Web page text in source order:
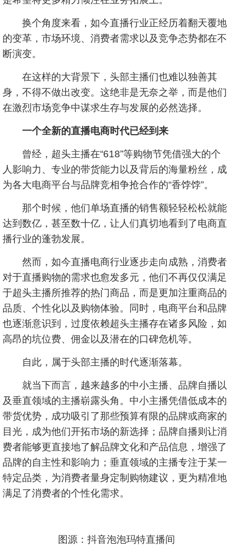
换个角度来看，如今直播行业正经历着翻天覆地
的变革，市场环境、消费者需求以及竞争态势都在不
断演变。
在这样的大背景下，头部主播们也难以独善其
身，不得不做出改变。这绝非是无奈之举，而是他们
在激烈市场竞争中谋求生存与发展的必然选择。
一个全新的直播电商时代已经到来
曾经，超头主播在“618”等购物节凭借强大的个
人影响力、专业的带货能力以及背后的海量粉丝，成
为各大电商平台与品牌竞相争抢合作的“香饽饽”。
那个时候，他们单场直播的销售额轻轻松松就能
达到数亿，甚至数十亿，让人们真切地看到了电商直
播行业的蓬勃发展。
然而，如今直播电商行业逐步走向成熟，消费者
对于直播购物的需求也愈发多元，他们不再仅仅满足
于超头主播所推荐的热门商品，而是更加注重商品的
品质、个性化以及购物体验。同时，电商平台和品牌
也逐渐意识到，过度依赖超头主播存在诸多风险，如
高昂的坑位费、佣金以及潜在的口碑危机等。
自此，属于头部主播的时代逐渐落幕。
就当下而言，越来越多的中小主播、品牌自播以
及垂直领域的主播崭露头角。中小主播凭借低成本的
带货优势，成功吸引了那些预算有限的品牌或商家的
目光，成为他们开拓市场的新选择；品牌自播则让消
费者能够更直接地了解品牌文化和产品信息，增强了
品牌的自主性和影响力；垂直领域的主播专注于某一
特定品类，为消费者量身定制购物建议，更为精准地
满足了消费者的个性化需求。
图源：抖音泡泡玛特直播间